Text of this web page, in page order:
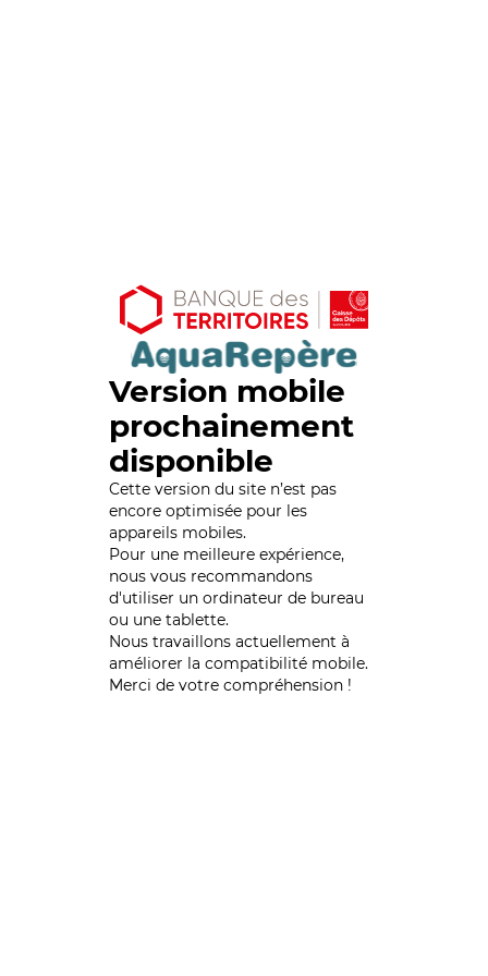
Version mobile
prochainement
disponible
Cette version du site n’est pas
encore optimisée pour les
appareils mobiles.
Pour une meilleure expérience,
nous vous recommandons
d'utiliser un ordinateur de bureau
ou une tablette.
Nous travaillons actuellement à
améliorer la compatibilité mobile.
Merci de votre compréhension !